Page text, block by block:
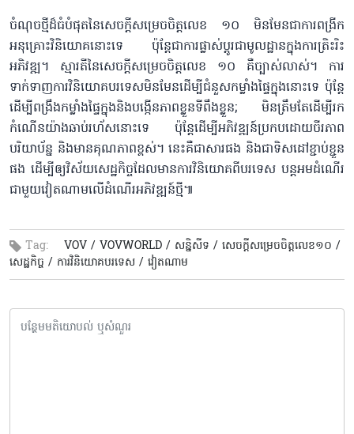
ចំណុចថ្មីដ៏ធំបំផុតនៃសេចក្តីសម្រេចចិត្តលេខ ១០ មិនមែនជាការពង្រីក
អនុគ្រោះវិនិយោគនោះទេ ប៉ុន្តែជាការផ្លាស់ប្តូរជាមូលដ្ឋានក្នុងការត្រិះរិះ
អភិវឌ្ឍ។ ស្មារតីនៃសេចក្តីសម្រេចចិត្តលេខ ១០ គឺច្បាស់លាស់។ ការ
ទាក់ទាញការវិនិយោគបរទេសមិនមែនដើម្បីជំនួសកម្លាំងផ្ទៃក្នុងនោះទេ ប៉ុន្តែ
ដើម្បីពង្រឹងកម្លាំងផ្ទៃក្នុងនិងបង្កើនភាពខ្លួនទីពឹងខ្លួន; មិនត្រឹមតែដើម្បីរក
កំណើនយ៉ាងឆាប់រហ័សនោះទេ ប៉ុន្តែដើម្បីអភិវឌ្ឍន៍ប្រកបដោយចីរភាព
បរិយាប័ន្ន និងមានគុណភាពខ្ពស់។ នេះ​គឺជា​សារផង​ និង​ជាទិសដៅ​ខ្ជាប់ខ្ជួន
ផង ដើម្បីឲ្យ​វិស័យ​សេដ្ឋកិច្ចដែលមានការ​វិនិយោគ​ពី​បរទេស បន្ត​អមដំណើរ​
ជាមួយ​វៀតណាម​លើដំណើរអភិវឌ្ឍន៍​ថ្មី​៕
Tag: VOV / VOVWORLD / សន្និសីទ / សេចក្ដីសម្រេចចិត្តលេខ១០ /
សេដ្ឋកិច្ច / ការវិនិយោគបរទេស / វៀតណាម